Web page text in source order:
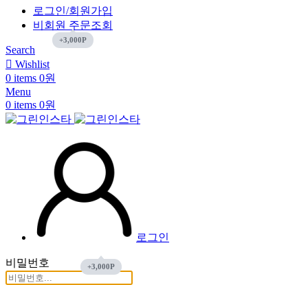
로그인/회원가입
비회원 주문조회
Search
Wishlist
0 items 0원
Menu
0 items 0원
로그인
비밀번호